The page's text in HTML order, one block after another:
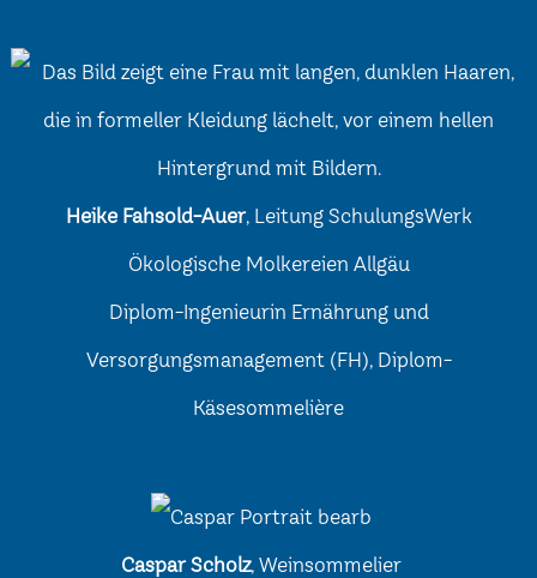
Heike Fahsold-Auer, Leitung SchulungsWerk
Ökologische Molkereien Allgäu
Diplom-Ingenieurin Ernährung und
Versorgungsmanagement (FH), Diplom-
Käsesommelière
Caspar Scholz, Weinsommelier